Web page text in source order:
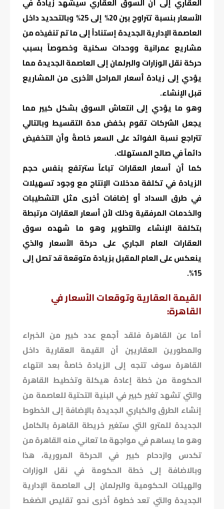
العقاري إلى أن السوق العقاري سيشهد زيادة في
الأسعار بنسبة تتراوح بين 20% إلى 25% وبالتحديد داخل
العاصمة الإدارية الجديدة إستناداً إلى ما تم تنفيذه من
مشاريع عمرانية ووحدات سكنية وخصوصاً بسبب
حركة نقل الوزارات والبرلمان إلى العاصمة الجديدة مما
يؤدي إلى زيادة أسعار المراحل الأخرى من المشاريع
قبل الإنشاء.
وهو ما يؤدي إلى انتعاش السوق بشكل كبير مما
يجعل الشركات تقوم بخفض مدة التقسيط وبالتالي
تتراجع نسبة الفوائد على السعر خاصةً وأن التخفيض
دائماً في صالح المستهلك.
كما أن أسعار العقارات تباعاً سترتفع بنفس حجم
الزيادة في تكلفة مدخلات الإنتاج مع وجود تسهيلات
في طرق السداد أو إضافات أخرى مثل التشطيبات
والخدمات المرفقية وذلك لأن أسعار العقارات مرتبطة
بتكلفة الإنشاء والتطوير وهو ما شهده سوق
العقارات العام الجاري على حركة الأسعار والذي
ينعكس على العام المقبل بزيادة متوقعة قد تصل إلى
15%.
القيمة العقارية وتوقعات الأسعار في
القاهرة:
أما عن القاهرة فلقد أجمع عدد كبير من الخبراء
والمطورين العقاريين أن القيمة العقارية داخل
القاهرة سوف تتجه إلى الزيادة خاصةً بعد انتهاء
الحكومة من خطة إعادة هيكلة وتخطيط القاهرة
والتي تشهد تغير كبير في البنية التحتية للعاصمة من
إنشاء الطرق والكباري الجديدة بالإضافة إلى الخطوط
الجديدة للمترو التي ستغير خريطة القاهرة بالكامل
وهو ما يساهم في مواجهة ما تعاني منه القاهرة من
تكدس وازدحام كبير في الحركة المرورية، هذا
وبالاضافة إلى خطة الحكومة في نقل الوزارات
والهيئات الحكومية والبرلمان إلى العاصمة الإدارية
الجديدة والتي تعد خطوة أخرى نحو تقليص الضغط